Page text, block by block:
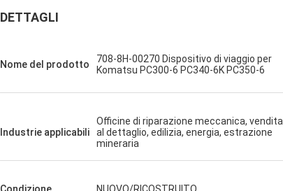
Sanёк Нижегородский
DETTAGLI
Nome del prodotto
708-8H-00270 Dispositivo di viaggio per
Komatsu PC300-6 PC340-6K PC350-6
Industrie applicabili
Officine di riparazione meccanica, vendita
al dettaglio, edilizia, energia, estrazione
mineraria